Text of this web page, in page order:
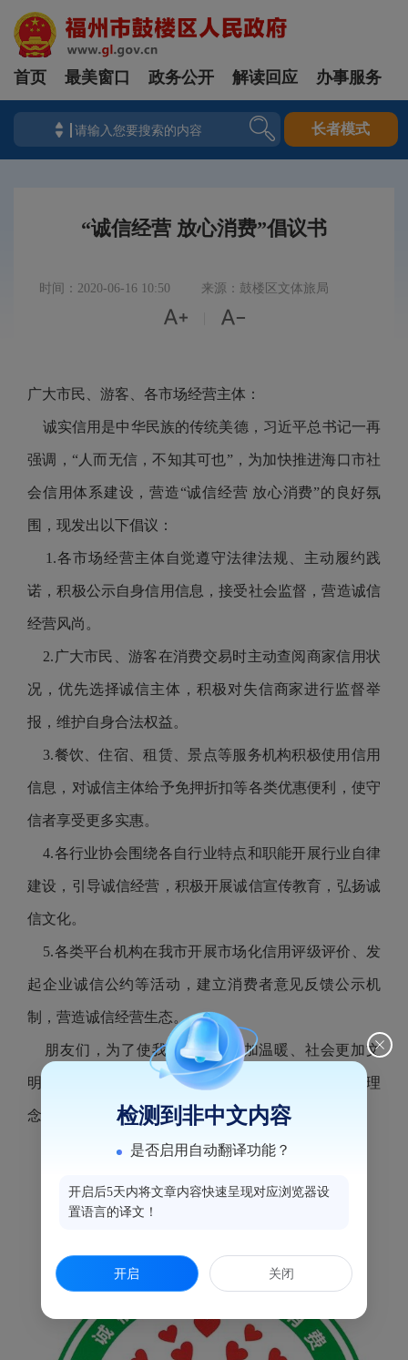
首页 最美窗口 政务公开 解读回应 办事服务
长者模式
“诚信经营 放心消费”倡议书
时间：2020-06-16 10:50 来源：鼓楼区文体旅局
 
广大市民、游客、各市场经营主体：
诚实信用是中华民族的传统美德，习近平总书记一再
强调，“人而无信，不知其可也”，为加快推进海口市社
会信用体系建设，营造“诚信经营 放心消费”的良好氛
围，现发出以下倡议：
1.各市场经营主体自觉遵守法律法规、主动履约践
诺，积极公示自身信用信息，接受社会监督，营造诚信
经营风尚。
2.广大市民、游客在消费交易时主动查阅商家信用状
况，优先选择诚信主体，积极对失信商家进行监督举
报，维护自身合法权益。
3.餐饮、住宿、租赁、景点等服务机构积极使用信用
信息，对诚信主体给予免押折扣等各类优惠便利，使守
信者享受更多实惠。
4.各行业协会围绕各自行业特点和职能开展行业自律
建设，引导诚信经营，积极开展诚信宣传教育，弘扬诚
信文化。
5.各类平台机构在我市开展市场化信用评级评价、发
起企业诚信公约等活动，建立消费者意见反馈公示机
制，营造诚信经营生态。
朋友们，为了使我们的城市更加温暖、社会更加文
明、生活更加美好，让我们共同行动起来，培育诚信理
念，践行诚信诺言，让诚信之光处处闪耀。
检测到非中文内容
是否启用自动翻译功能？
开启后5天内将文章内容快速呈现对应浏览器设
置语言的译文！
开启 关闭